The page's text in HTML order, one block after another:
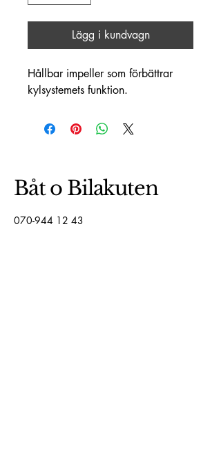
Lägg i kundvagn
Hållbar impeller som förbättrar
kylsystemets funktion.
Båt o Bilakuten
070-944 12 43